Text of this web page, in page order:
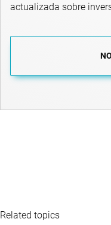
actualizada sobre
Related topics